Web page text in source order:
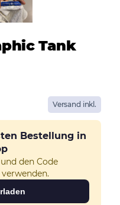
Tank
Versand inkl.
Bestellung in
den Code
verwenden.